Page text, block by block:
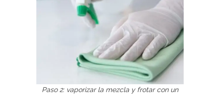
Paso 2: vaporizar la mezcla y frotar con un